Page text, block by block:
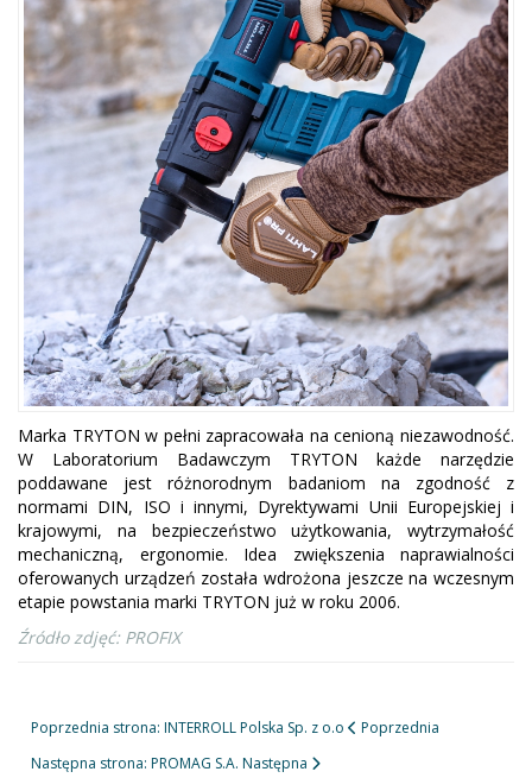
Marka TRYTON w pełni zapracowała na cenioną niezawodność.
W Laboratorium Badawczym TRYTON każde narzędzie
poddawane jest różnorodnym badaniom na zgodność z
normami DIN, ISO i innymi, Dyrektywami Unii Europejskiej i
krajowymi, na bezpieczeństwo użytkowania, wytrzymałość
mechaniczną, ergonomie. Idea zwiększenia naprawialności
oferowanych urządzeń została wdrożona jeszcze na wczesnym
etapie powstania marki TRYTON już w roku 2006.
Źródło zdjęć: PROFIX
Poprzednia strona: INTERROLL Polska Sp. z o.o
Poprzednia
Następna strona: PROMAG S.A. Następna